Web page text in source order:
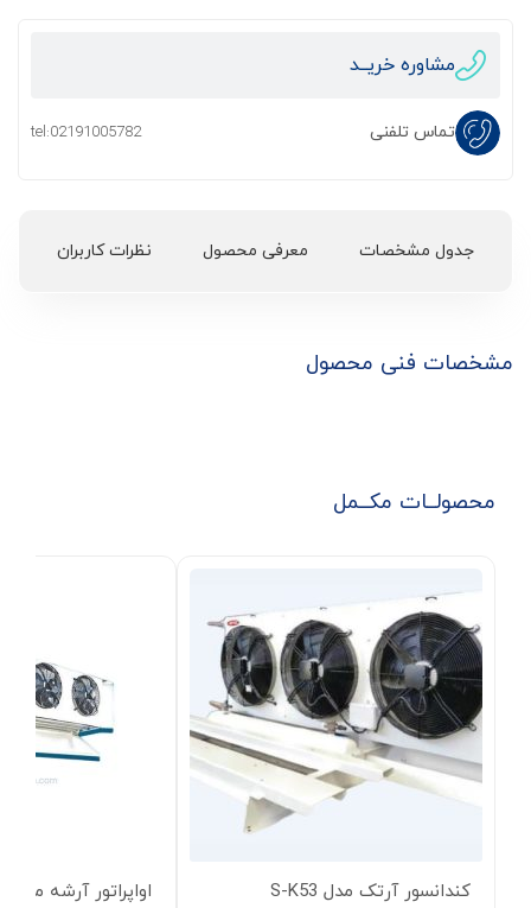
مشاوره خریــد
تماس تلفنی tel:02191005782
جدول مشخصات معرفی محصول نظرات کاربران
مشخصات فنی محصول
محصولــات مکــمل
کندانسور آرتک مدل S-K53 اواپراتور آرشه مدل HCF-535